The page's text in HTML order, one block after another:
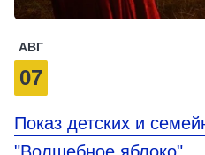
АВГ
07
Показ детских и